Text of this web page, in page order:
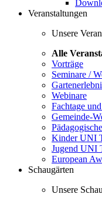
Veranstaltungen
Unsere
Alle
Vorträge
Seminare /
Webinare
Fachtage
Gemeinde-
Kinder UNI
Jugend UNI
European
Schaugärten
Unsere